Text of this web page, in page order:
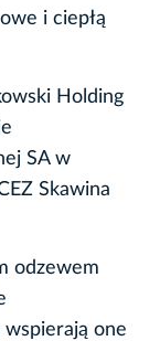
i ciepłą
Holding
SA w
Skawina
odzewem
one